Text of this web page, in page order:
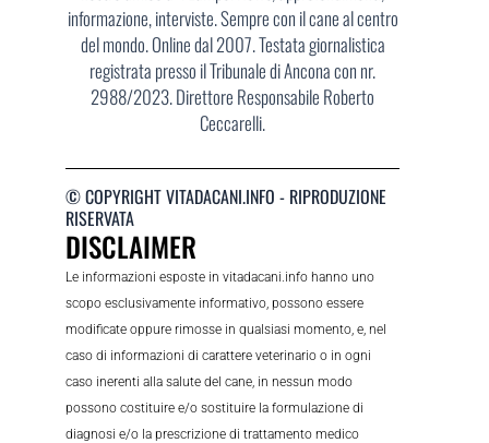
informazione, interviste. Sempre con il cane al centro
del mondo. Online dal 2007. Testata giornalistica
registrata presso il Tribunale di Ancona con nr.
2988/2023. Direttore Responsabile Roberto
Ceccarelli.
© COPYRIGHT VITADACANI.INFO - RIPRODUZIONE
RISERVATA
DISCLAIMER
Le informazioni esposte in vitadacani.info hanno uno
scopo esclusivamente informativo, possono essere
modificate oppure rimosse in qualsiasi momento, e, nel
caso di informazioni di carattere veterinario o in ogni
caso inerenti alla salute del cane, in nessun modo
possono costituire e/o sostituire la formulazione di
diagnosi e/o la prescrizione di trattamento medico